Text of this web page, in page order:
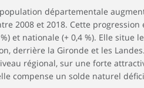
départementale
2008 et 2018. Cette
et nationale (+ 0,4 %). Elle situe
derrière la Gironde et les
régional, sur une forte
compense un solde naturel